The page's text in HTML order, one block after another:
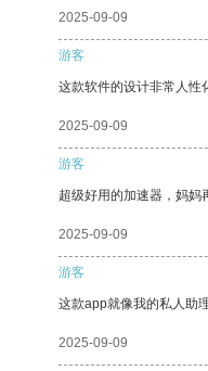
2025-09-09
游客
这款软件的设计非常人性
2025-09-09
游客
超级好用的加速器，妈妈
2025-09-09
游客
这款app就像我的私人助
2025-09-09